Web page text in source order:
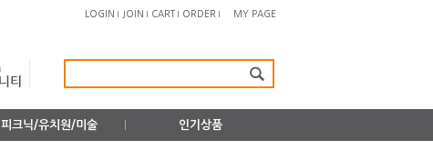
LOGIN JOIN CART ORDER MY PAGE
피크닉/유치원/미술 인기상품